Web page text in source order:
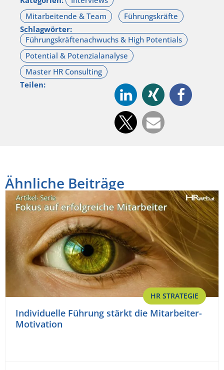
Schlagwörter:
Teilen:
Ähnliche Beiträge
HR STRATEGIE
Individuelle Führung stärkt die Mitarbeiter-
Motivation